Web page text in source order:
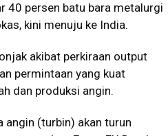
40 persen batu bara metalurgi
kini menuju ke India.
akibat perkiraan output
permintaan yang kuat
dan produksi angin.
angin (turbin) akan turun